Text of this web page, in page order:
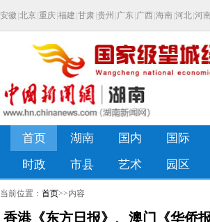
当前位置： 首页>>内容
香港《东方日报》、澳门《华侨